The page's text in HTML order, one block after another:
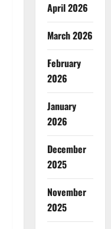
April 2026
March 2026
February
2026
January
2026
December
2025
November
2025